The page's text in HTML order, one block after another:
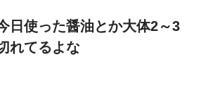
日使った醤油とか大体2～3
れてるよな